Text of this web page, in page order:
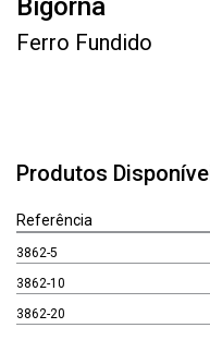
Bigorna
Ferro Fundido
Produtos
Referência
3862-5
3862-10
3862-20